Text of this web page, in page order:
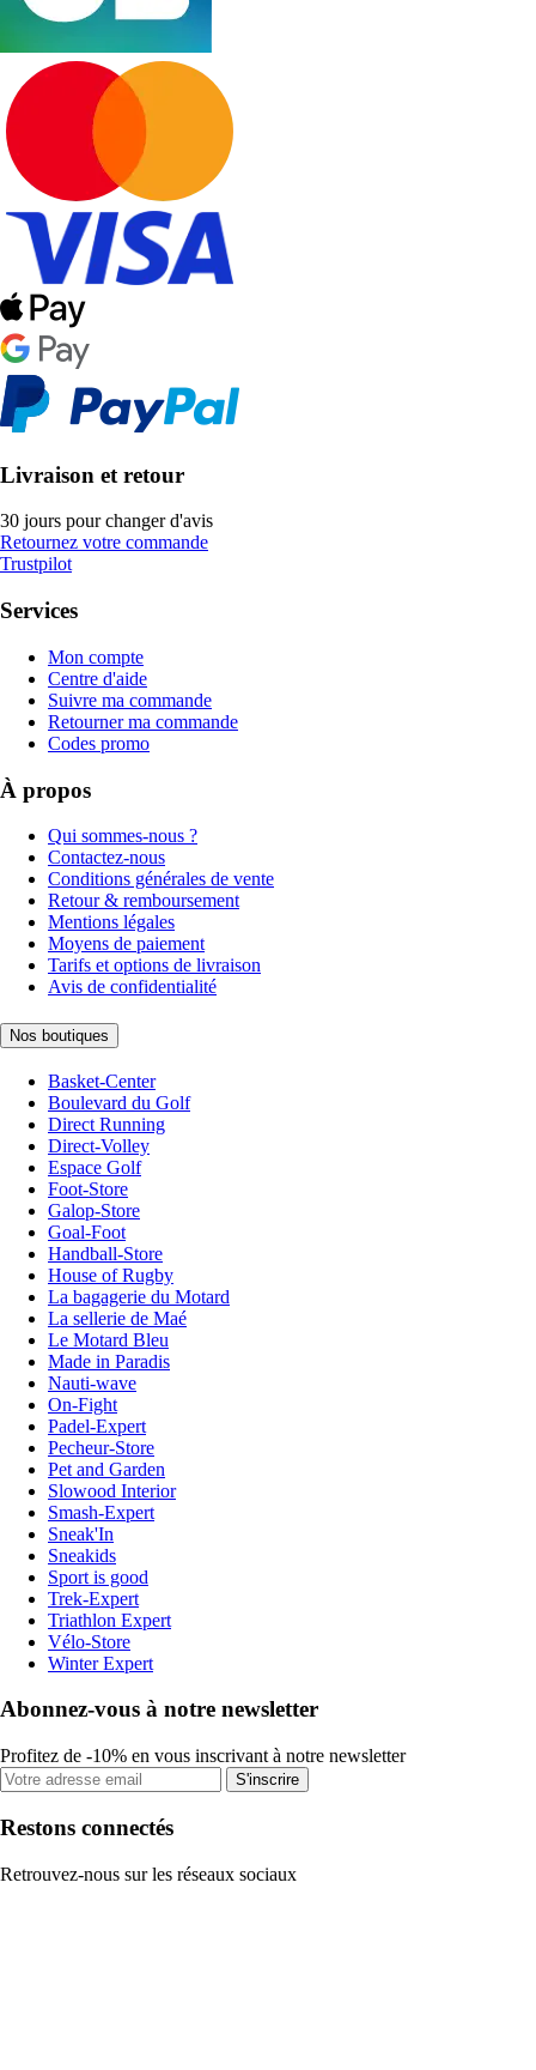
Livraison et retour
30 jours pour changer d'avis
Retournez votre commande
Trustpilot
Services
Mon compte
Centre d'aide
Suivre ma commande
Retourner ma commande
Codes promo
À propos
Qui sommes-nous ?
Contactez-nous
Conditions générales de vente
Retour & remboursement
Mentions légales
Moyens de paiement
Tarifs et options de livraison
Avis de confidentialité
Nos boutiques
Basket-Center
Boulevard du Golf
Direct Running
Direct-Volley
Espace Golf
Foot-Store
Galop-Store
Goal-Foot
Handball-Store
House of Rugby
La bagagerie du Motard
La sellerie de Maé
Le Motard Bleu
Made in Paradis
Nauti-wave
On-Fight
Padel-Expert
Pecheur-Store
Pet and Garden
Slowood Interior
Smash-Expert
Sneak'In
Sneakids
Sport is good
Trek-Expert
Triathlon Expert
Vélo-Store
Winter Expert
Abonnez-vous à notre newsletter
Profitez de -10% en vous inscrivant à notre newsletter
S'inscrire
Restons connectés
Retrouvez-nous sur les réseaux sociaux